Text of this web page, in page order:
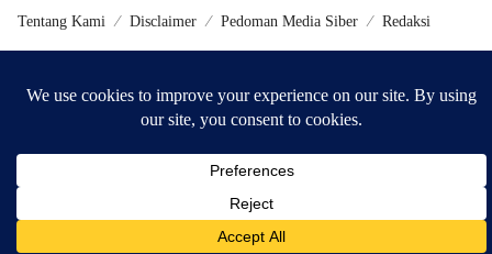
Tentang Kami Disclaimer Pedoman Media Siber Redaksi